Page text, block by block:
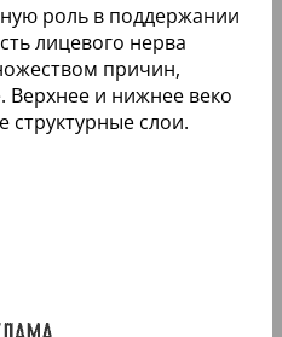
роль в поддержании
лицевого нерва
причин,
и нижнее веко
структурные слои.